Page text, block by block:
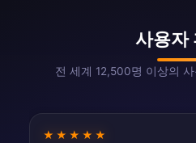
사용자
전 세계 12,500명 이상의
★★★★★